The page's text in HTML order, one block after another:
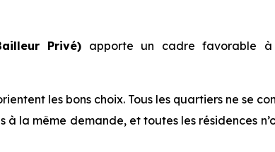
Privé) apporte un cadre favorable
les bons choix. Tous les quartiers ne se
la même demande, et toutes les résidences